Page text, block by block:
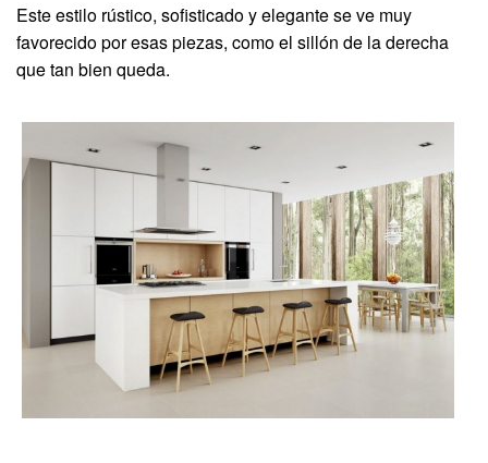
Este estilo rústico, sofisticado y elegante se ve muy
favorecido por esas piezas, como el sillón de la derecha
que tan bien queda.